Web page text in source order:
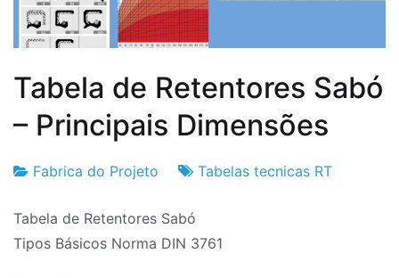
Tabela de Retentores Sabó
– Principais Dimensões
do
Projeto
de
Setembro
Fabrica do Projeto Tabelas tecnicas RT
Tabela de Retentores Sabó
Tipos Básicos Norma DIN 3761